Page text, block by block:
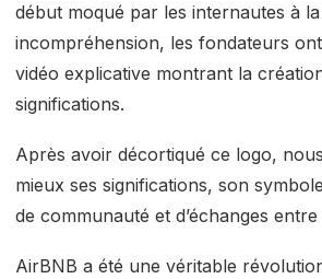
début moqué par les internautes à la
incompréhension, les fondateurs
vidéo explicative montrant la
significations.
Après avoir décortiqué ce logo,
mieux ses significations, son
de communauté et d’échanges
AirBNB a été une véritable